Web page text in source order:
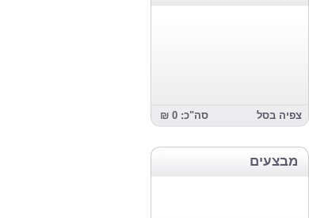
צפיה בסל סה"כ: 0 ₪
מבצעים